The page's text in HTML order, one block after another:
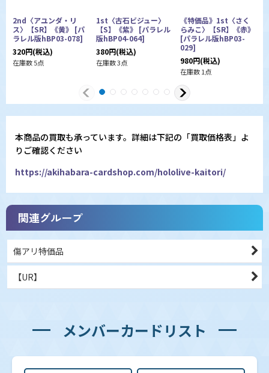
2nd〈アユンダ・リ
ス〉【SR】《黄》 [パ
ラレル版hBP03-078]
320円(税込)
在庫数 5点
1st〈古石ビジュー〉
【S】《紫》 [パラレル
版hBP04-064]
380円(税込)
在庫数 3点
《特価品》1st〈さく
らみこ〉【SR】《赤》
[パラレル版hBP03-
029]
980円(税込)
在庫数 1点
本商品の買取も承っています。詳細は下記の「買取価格表」よ
りご確認ください
https://akihabara-cardshop.com/hololive-kaitori/
関連グループ
傷アリ特価品
【UR】
メンバーカードリスト